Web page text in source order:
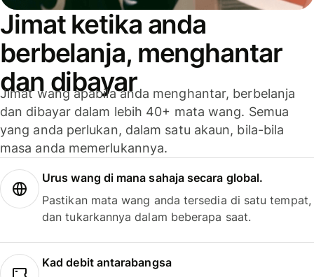
Jimat ketika anda
berbelanja, menghantar
dan dibayar
Jimat wang apabila anda menghantar, berbelanja
dan dibayar dalam lebih 40+ mata wang. Semua
yang anda perlukan, dalam satu akaun, bila-bila
masa anda memerlukannya.
Urus wang di mana sahaja secara global.
Pastikan mata wang anda tersedia di satu tempat,
dan tukarkannya dalam beberapa saat.
Kad debit antarabangsa